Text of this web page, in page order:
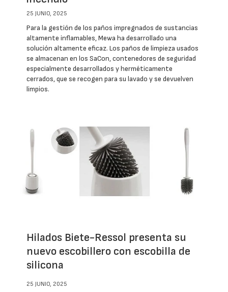
25 JUNIO, 2025
Para la gestión de los paños impregnados de sustancias
altamente inflamables, Mewa ha desarrollado una
solución altamente eficaz. Los paños de limpieza usados
se almacenan en los SaCon, contenedores de seguridad
especialmente desarrollados y herméticamente
cerrados, que se recogen para su lavado y se devuelven
limpios.
Hilados Biete-Ressol presenta su
nuevo escobillero con escobilla de
silicona
25 JUNIO, 2025